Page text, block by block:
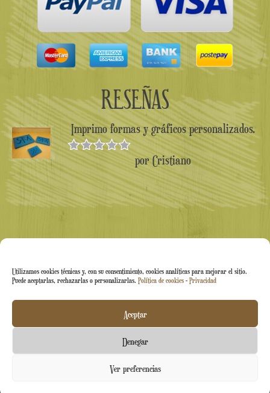
Utilizamos cookies técnicas y, con su consentimiento, cookies analíticas para mejorar el sitio.
Puede aceptarlas, rechazarlas o personalizarlas. Política de cookies - Privacidad
Aceptar
Denegar
Ver preferencias
RESEÑAS
Imprimo formas y gráficos personalizados.
Valorado en
5de 5
por Cristiano
Arti&Inventive ® 2005-2026 | N.º IVA 05070120877 |
Empresa inscrita en el Registro de Artesanos CT-711169 |
Índice Económico-Administrativo (REA) CT-426037
Contáctenos